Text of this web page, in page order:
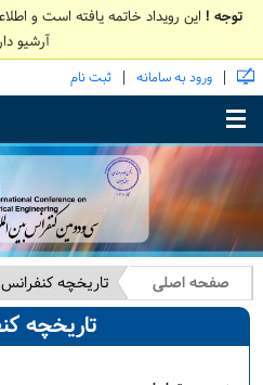
توجه ! این رویداد خاتمه یافته است و
آرشیو
| ورود به سامانه | ثبت نام
صفحه اصلی تاریخچه کنفرانس
تاریخچه